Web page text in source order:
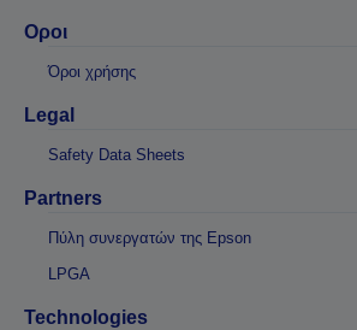
Οροι
Όροι χρήσης
Legal
Safety Data Sheets
Partners
Πύλη συνεργατών της Epson
LPGA
Technologies